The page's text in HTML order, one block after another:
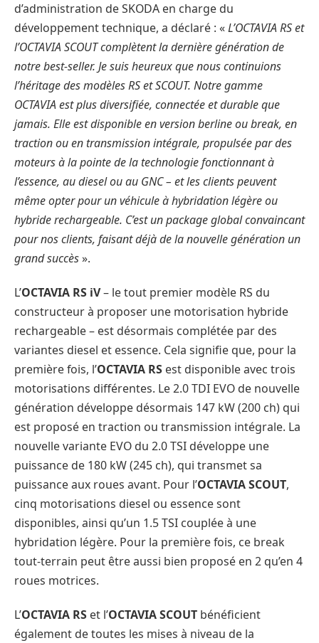
d’administration de SKODA en charge du
développement technique, a déclaré : «L’OCTAVIA RS et
l’OCTAVIA SCOUT complètent la dernière génération de
notre best-seller. Je suis heureux que nous continuions
l’héritage des modèles RS et SCOUT. Notre gamme
OCTAVIA est plus diversifiée, connectée et durable que
jamais. Elle est disponible en version berline ou break, en
traction ou en transmission intégrale, propulsée par des
moteurs à la pointe de la technologie fonctionnant à
l’essence, au diesel ou au GNC – et les clients peuvent
même opter pour un véhicule à hybridation légère ou
hybride rechargeable. C’est un package global convaincant
pour nos clients, faisant déjà de la nouvelle génération un
grand succès».
L’OCTAVIA RS iV– le tout premier modèle RS du
constructeur à proposer une motorisation hybride
rechargeable – est désormais complétée par des
variantes diesel et essence. Cela signifie que, pour la
première fois, l’OCTAVIA RS est disponible avec trois
motorisations différentes. Le 2.0 TDI EVO de nouvelle
génération développe désormais 147 kW (200 ch) qui
est proposé en traction ou transmission intégrale. La
nouvelle variante EVO du 2.0 TSI développe une
puissance de 180 kW (245 ch), qui transmet sa
puissance aux roues avant. Pour l’OCTAVIA SCOUT,
cinq motorisations diesel ou essence sont
disponibles, ainsi qu’un 1.5 TSI couplée à une
hybridation légère. Pour la première fois, ce break
tout-terrain peut être aussi bien proposé en 2 qu’en 4
roues motrices.
L’OCTAVIA RS et l’OCTAVIA SCOUT bénéficient
également de toutes les mises à niveau de la